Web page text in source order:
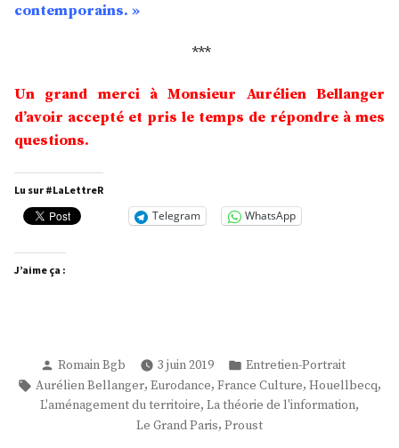
contemporains. »
***
Un grand merci à Monsieur Aurélien Bellanger
d’avoir accepté et pris le temps de répondre à mes
questions.
Lu sur #LaLettreR
Telegram WhatsApp
J’aime ça :
Publié
par
Romain Bgb 3 juin 2019
Publié
dans
Entretien-Portrait
Étiquettes :
Aurélien Bellanger, Eurodance, France Culture, Houellbecq,
L'aménagement du territoire, La théorie de l'information,
Le Grand Paris, Proust